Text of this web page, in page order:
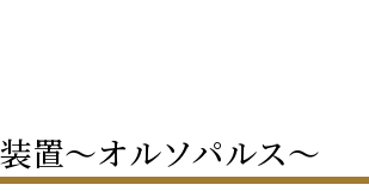
置〜オルソパルス〜